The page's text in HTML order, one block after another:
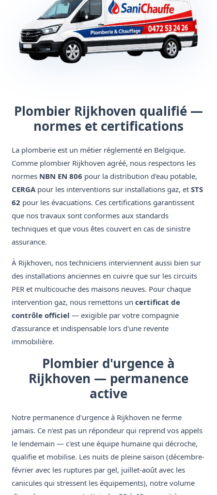
Plombier Rijkhoven qualifié —
normes et certifications
La plomberie est un métier réglementé en Belgique.
Comme plombier Rijkhoven agréé, nous respectons les
normes NBN EN 806 pour la distribution d'eau potable,
CERGApour les interventions sur installations gaz, et STS
62 pour les évacuations. Ces certifications garantissent
que nos travaux sont conformes aux standards
techniques et que vous êtes couvert en cas de sinistre
assurance.
À Rijkhoven, nos techniciens interviennent aussi bien sur
des installations anciennes en cuivre que sur les circuits
PER et multicouche des maisons neuves. Pour chaque
intervention gaz, nous remettons un certificat de
contrôle officiel — exigible par votre compagnie
d'assurance et indispensable lors d'une revente
immobilière.
Plombier d'urgence à
Rijkhoven — permanence
active
Notre permanence d'urgence à Rijkhoven ne ferme
jamais. Ce n'est pas un répondeur qui reprend vos appels
le lendemain — c'est une équipe humaine qui décroche,
qualifie et mobilise. Les nuits de pleine saison (décembre-
février avec les ruptures par gel, juillet-août avec les
canicules qui stressent les équipements), notre volume